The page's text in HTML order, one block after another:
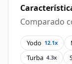
Comparado
Yodo 12.1x
Turba 4.3x